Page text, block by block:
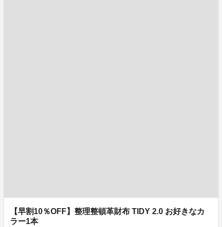
【早割10％OFF】整理整頓革財布 TIDY 2.0 お好きなカ
ラー1本